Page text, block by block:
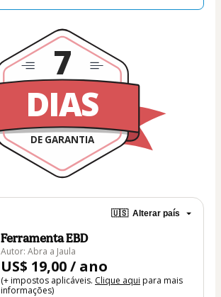
DIAS
DE GARANTIA
7
🇺🇸 Alterar país
Ferramenta EBD
Autor: Abra a Jaula
US$ 19,00 / ano
(+ impostos aplicáveis. Clique aqui para mais
informações)